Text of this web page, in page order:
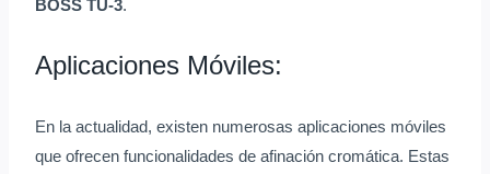
BOSS TU-3.
Aplicaciones Móviles:
En la actualidad, existen numerosas aplicaciones móviles
que ofrecen funcionalidades de afinación cromática. Estas